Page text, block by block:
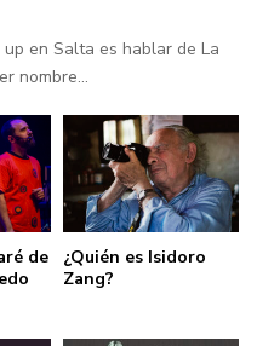
en Salta es hablar de La
nombre...
de
¿Quién es Isidoro
Zang?